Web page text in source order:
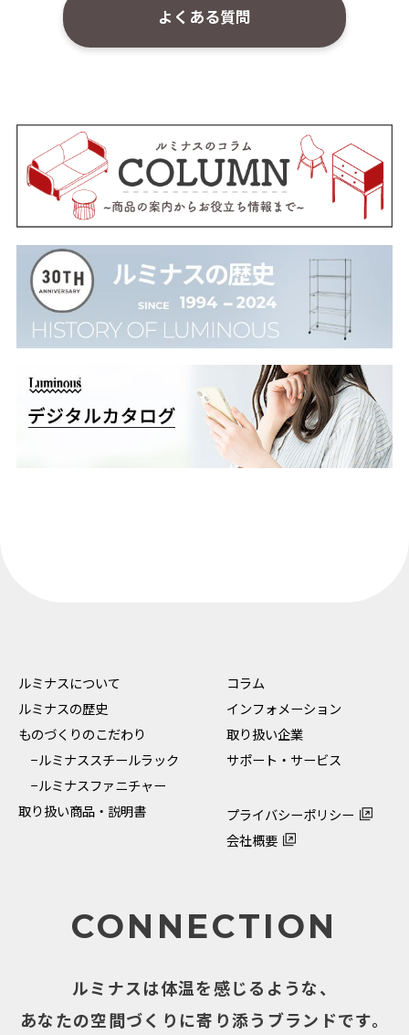
よくある質問
ルミナスについて
ルミナスの歴史
ものづくりのこだわり
−ルミナススチールラック
−ルミナスファニチャー
取り扱い商品・説明書
コラム
インフォメーション
取り扱い企業
サポート・サービス
プライバシーポリシー
会社概要
CONNECTION
ルミナスは体温を感じるような、
あなたの空間づくりに寄り添うブランドです。